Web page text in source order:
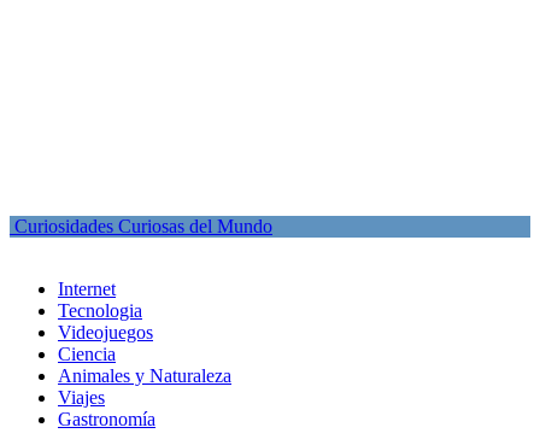
Curiosidades Curiosas del Mundo
Internet
Tecnologia
Videojuegos
Ciencia
Animales y Naturaleza
Viajes
Gastronomía